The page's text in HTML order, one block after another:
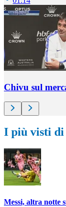
Chivu sul
I più visti di
Messi, altra notte